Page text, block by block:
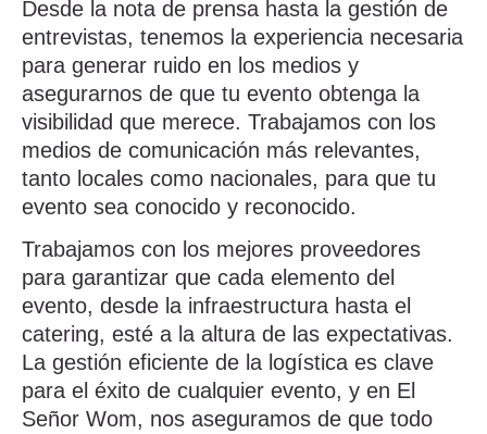
Desde la nota de prensa hasta la gestión de
entrevistas, tenemos la experiencia necesaria
para generar ruido en los medios y
asegurarnos de que tu evento obtenga la
visibilidad que merece. Trabajamos con los
medios de comunicación más relevantes,
tanto locales como nacionales, para que tu
evento sea conocido y reconocido.
Trabajamos con los mejores proveedores
para garantizar que cada elemento del
evento, desde la infraestructura hasta el
catering, esté a la altura de las expectativas.
La gestión eficiente de la logística es clave
para el éxito de cualquier evento, y en El
Señor Wom, nos aseguramos de que todo